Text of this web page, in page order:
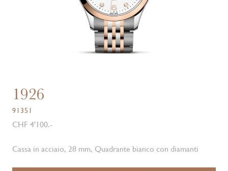
1926
91351
CHF 4'100.-
Cassa in acciaio, 28 mm, Quadrante bianco con diamanti